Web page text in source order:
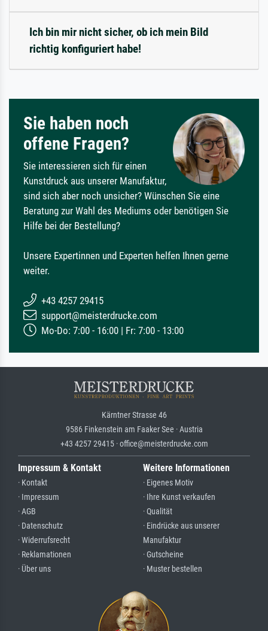
Ich bin mir nicht sicher, ob ich mein Bild
richtig konfiguriert habe!
Sie haben noch
offene Fragen?
Sie interessieren sich für einen
Kunstdruck aus unserer Manufaktur,
sind sich aber noch unsicher? Wünschen Sie eine
Beratung zur Wahl des Mediums oder benötigen Sie
Hilfe bei der Bestellung?
Unsere Expertinnen und Experten helfen Ihnen gerne
weiter.
+43 4257 29415
support@meisterdrucke.com
Mo-Do: 7:00 - 16:00 | Fr: 7:00 - 13:00
Kärntner Strasse 46
9586 Finkenstein am Faaker See · Austria
+43 4257 29415 · office@meisterdrucke.com
Impressum & Kontakt
· Kontakt
· Impressum
· AGB
· Datenschutz
· Widerrufsrecht
· Reklamationen
· Über uns
Weitere Informationen
· Eigenes Motiv
· Ihre Kunst verkaufen
· Qualität
· Eindrücke aus unserer
Manufaktur
· Gutscheine
· Muster bestellen